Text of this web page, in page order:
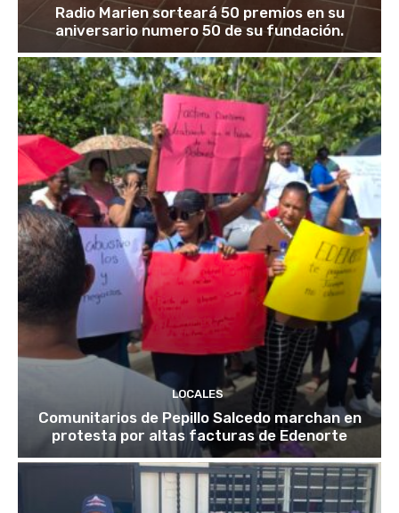
Radio Marien sorteará 50 premios en su
aniversario numero 50 de su fundación.
LOCALES
Comunitarios de Pepillo Salcedo marchan en
protesta por altas facturas de Edenorte